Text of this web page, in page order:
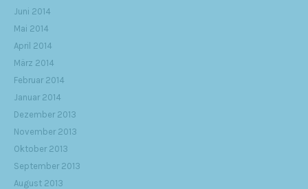
Juni 2014
Mai 2014
April 2014
März 2014
Februar 2014
Januar 2014
Dezember 2013
November 2013
Oktober 2013
September 2013
August 2013